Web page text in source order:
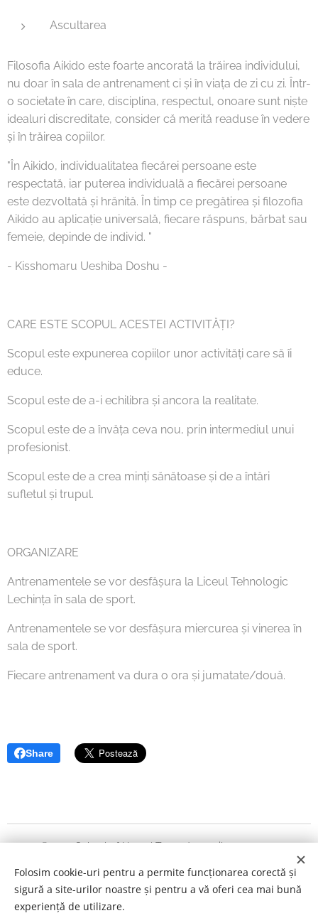
Ascultarea
Filosofia Aikido este foarte ancorată la trăirea individului,
nu doar în sala de antrenament ci și în viața de zi cu zi. Într-
o societate în care, disciplina, respectul, onoare sunt niște
idealuri discreditate, consider că merită readuse în vedere
și în trăirea copiilor.
"În Aikido, individualitatea fiecărei persoane este
respectată, iar puterea individuală a fiecărei persoane
este dezvoltată și hrănită. În timp ce pregătirea și filozofia
Aikido au aplicație universală, fiecare răspuns, bărbat sau
femeie, depinde de individ. "
- Kisshomaru Ueshiba Doshu -
CARE ESTE SCOPUL ACESTEI ACTIVITĂȚI?
Scopul este expunerea copiilor unor activități care să îi
educe.
Scopul este de a-i echilibra și ancora la realitate.
Scopul este de a învăța ceva nou, prin intermediul unui
profesionist.
Scopul este de a crea minți sănătoase și de a întări
sufletul și trupul.
ORGANIZARE
Antrenamentele se vor desfășura la Liceul Tehnologic
Lechința în sala de sport.
Antrenamentele se vor desfășura miercurea și vinerea în
sala de sport.
Fiecare antrenament va dura o ora și jumatate/două.
Share
© 2021 School of Heart | Toate drepturile rezervate.
Ilustrații realizate de Lucia Mărneanu si Maria Brudașcă
Cookie-uri
Folosim cookie-uri pentru a permite funcționarea corectă și
sigură a site-urilor noastre și pentru a vă oferi cea mai bună
experiență de utilizare.